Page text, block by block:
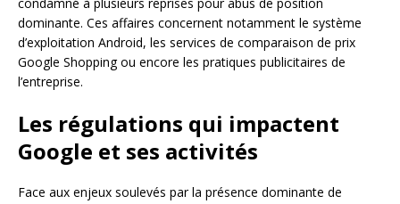
dominante. Ces affaires concernent notamment le système
d’exploitation Android, les services de comparaison de prix
Google Shopping ou encore les pratiques publicitaires de
l’entreprise.
Les régulations qui impactent
Google et ses activités
Face aux enjeux soulevés par la présence dominante de